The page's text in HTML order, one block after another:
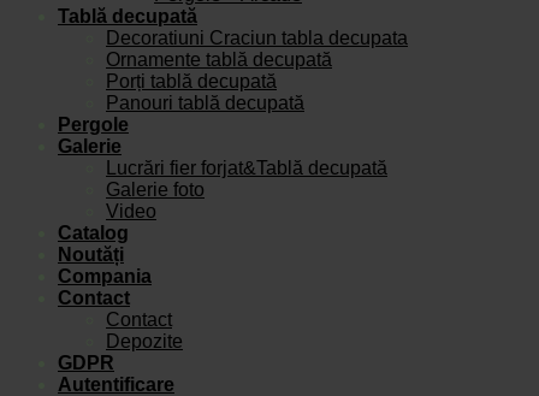
Tablă decupată
Decoratiuni Craciun tabla decupata
Ornamente tablă decupată
Porți tablă decupată
Panouri tablă decupată
Pergole
Galerie
Lucrări fier forjat&Tablă decupată
Galerie foto
Video
Catalog
Noutăți
Compania
Contact
Contact
Depozite
GDPR
Autentificare